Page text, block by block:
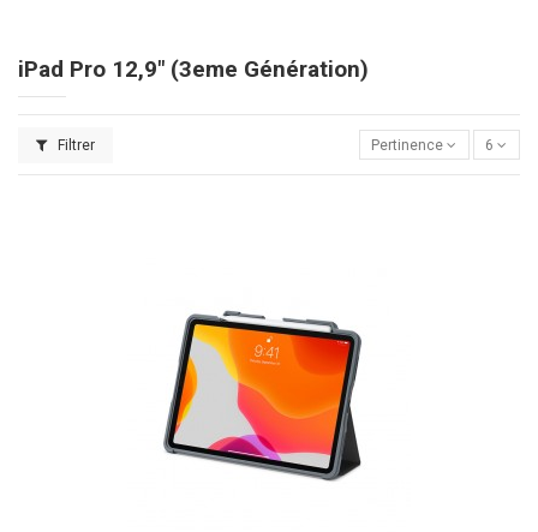
iPad Pro 12,9" (3eme Génération)
Filtrer Pertinence 6